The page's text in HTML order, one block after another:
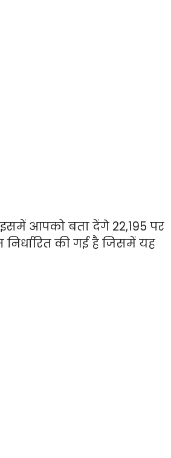
आपको बता देंगे 22,195 पर
निर्धारित की गई है जिसमें यह